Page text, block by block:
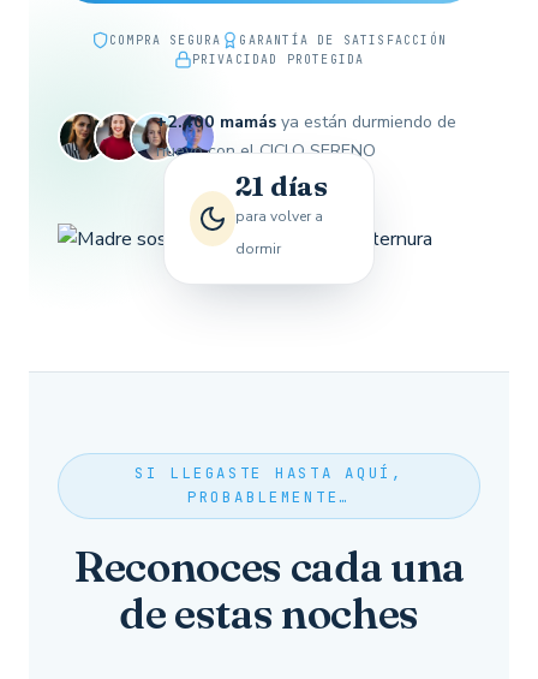
COMPRA SEGURA
GARANTÍA DE SATISFACCIÓN
PRIVACIDAD PROTEGIDA
+2.400 mamásya están durmiendo de
nuevo con el CICLO SERENO
21 días
para volver a
dormir
SI LLEGASTE HASTA AQUÍ,
PROBABLEMENTE…
Reconoces cada una
de estas noches